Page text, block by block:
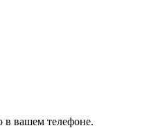
в вашем телефоне.